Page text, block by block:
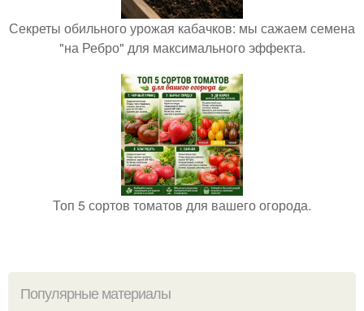
Секреты обильного урожая кабачков: мы сажаем семена
"на Ребро" для максимального эффекта.
Топ 5 сортов томатов для вашего огорода.
Популярные материалы